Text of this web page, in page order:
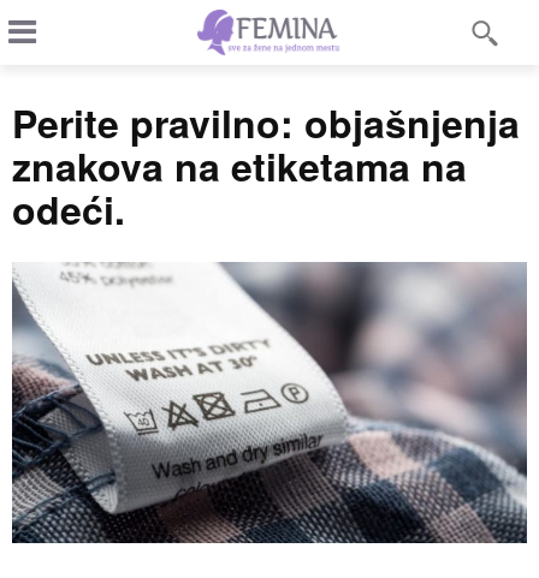
Perite pravilno: objašnjenja
znakova na etiketama na
odeći.